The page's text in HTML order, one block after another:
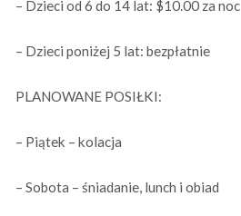
– Dzieci od 6 do 14 lat: $10.00 za noc
– Dzieci poniżej 5 lat: bezpłatnie
PLANOWANE POSIŁKI:
– Piątek – kolacja
– Sobota – śniadanie, lunch i obiad